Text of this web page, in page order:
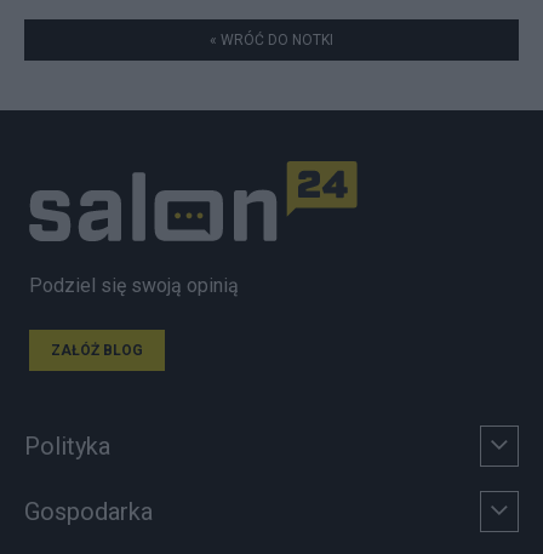
« WRÓĆ DO NOTKI
Podziel się swoją opinią
ZAŁÓŻ BLOG
Polityka
Gospodarka